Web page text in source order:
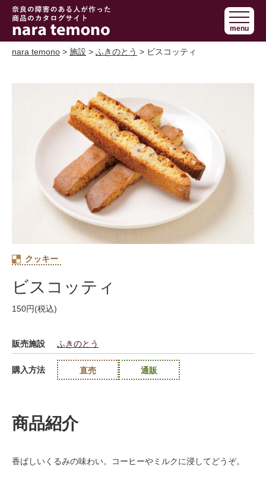
奈良で障害の
ある人の手作
り商品 nara
menu
nara temono > 施設 > ふきのとう > ビスコッティ
クッキー
ビスコッティ
150円(税込)
販売施設 ふきのとう
購入方法 直売 通販
商品紹介
香ばしいくるみの味わい。コーヒーやミルクに浸してどうぞ。